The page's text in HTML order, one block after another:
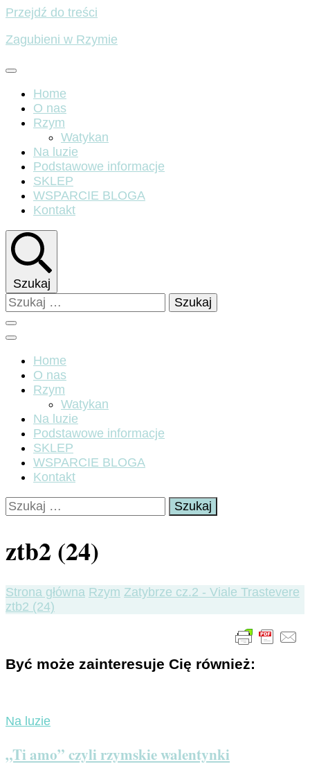
Przejdź do treści
Zagubieni w Rzymie
Home
O nas
Rzym
Watykan
Na luzie
Podstawowe informacje
SKLEP
WSPARCIE BLOGA
Kontakt
Szukaj
Szukaj:
Home
O nas
Rzym
Watykan
Na luzie
Podstawowe informacje
SKLEP
WSPARCIE BLOGA
Kontakt
Szukaj:
ztb2 (24)
Strona główna Rzym Zatybrze cz.2 - Viale Trastevere
ztb2 (24)
Być może zainteresuje Cię również:
Na luzie
„Ti amo” czyli rzymskie walentynki